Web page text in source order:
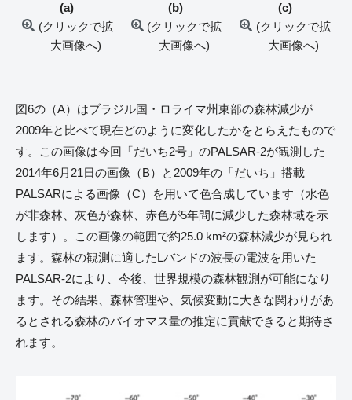
(a)
(クリックで拡
大画像へ)
(b)
(クリックで拡
大画像へ)
(c)
(クリックで拡
大画像へ)
図6の（A）はブラジル国・ロライマ州東部の森林減少が
2009年と比べて現在どのように変化したかをとらえたもので
す。この画像は今回「だいち2号」のPALSAR-2が観測した
2014年6月21日の画像（B）と2009年の「だいち」搭載
PALSARによる画像（C）を用いて色合成しています（水色
が非森林、灰色が森林、赤色が5年間に減少した森林域を示
します）。この画像の範囲で約25.0 km²の森林減少が見られ
ます。森林の観測に適したLバンドの波長の電波を用いた
PALSAR-2により、今後、世界規模の森林観測が可能になり
ます。その結果、森林管理や、気候変動に大きな関わりがあ
るとされる森林のバイオマス量の推定に貢献できると期待さ
れます。